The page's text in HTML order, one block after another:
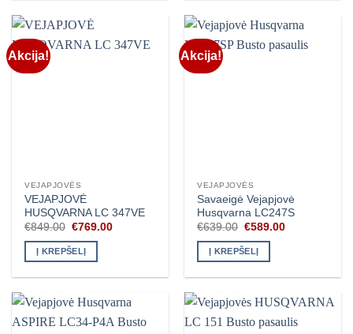
Akcija!
VEJAPJOVĖS
VEJAPJOVĖ
HUSQVARNA LC 347VE
€849.00 Original
was:
€849.00.
€769.00Current
Į KREPŠELĮ
Akcija!
VEJAPJOVĖS
Savaeigė Vejapjovė
Husqvarna LC247S
€639.00 Original
was:
€639.00.
€589.00Current
Į KREPŠELĮ